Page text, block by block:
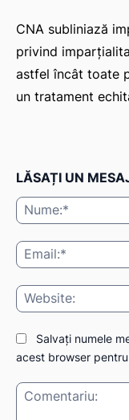
CNA subliniază
privind
astfel încât toate
un tratament
LĂSAȚI UN
Salvați numele
acest browser